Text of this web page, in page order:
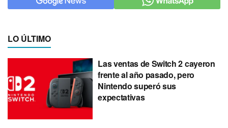
LO ÚLTIMO
Las ventas de Switch 2 cayeron
frente al año pasado, pero
Nintendo superó sus
expectativas